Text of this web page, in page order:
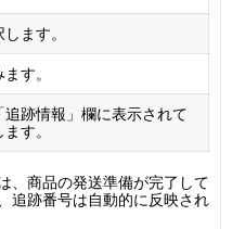
ます。
す。
追跡情報」欄に表示されて
す。
、商品の発送準備が完了して
追跡番号は自動的に反映され